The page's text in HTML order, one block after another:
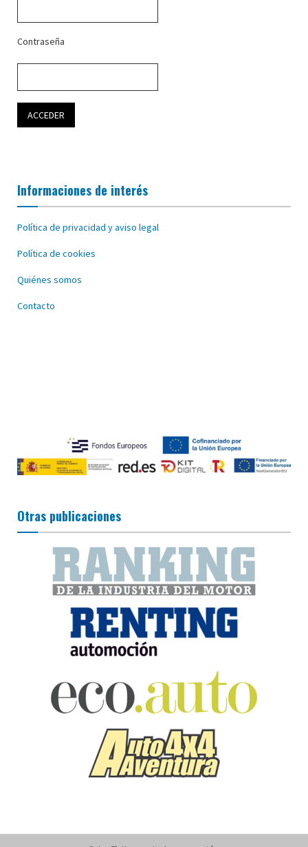
Contraseña
Informaciones de interés
Política de privacidad y aviso legal
Política de cookies
Quiénes somos
Contacto
Otras publicaciones